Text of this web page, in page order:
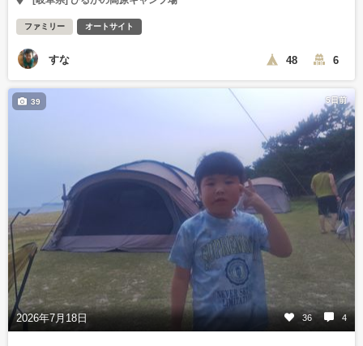
ファミリー オートサイト
すな 48 6
5日前
2026年7月18日 36 4
39